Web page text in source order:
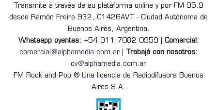
Transmite a través de su plataforma online y por FM 95.9
desde Ramón Freire 932, C1426AVT - Ciudad Autónoma de
Buenos Aires, Argentina.
Whatsapp oyentes: +54 911 7082 0959 | Comercial:
comercial@alphamedia.com.ar
Trabajá con nosotros:
cv@alphamedia.com.ar
FM Rock and Pop ® Una licencia de Radiodifusora Buenos
Aires S.A.